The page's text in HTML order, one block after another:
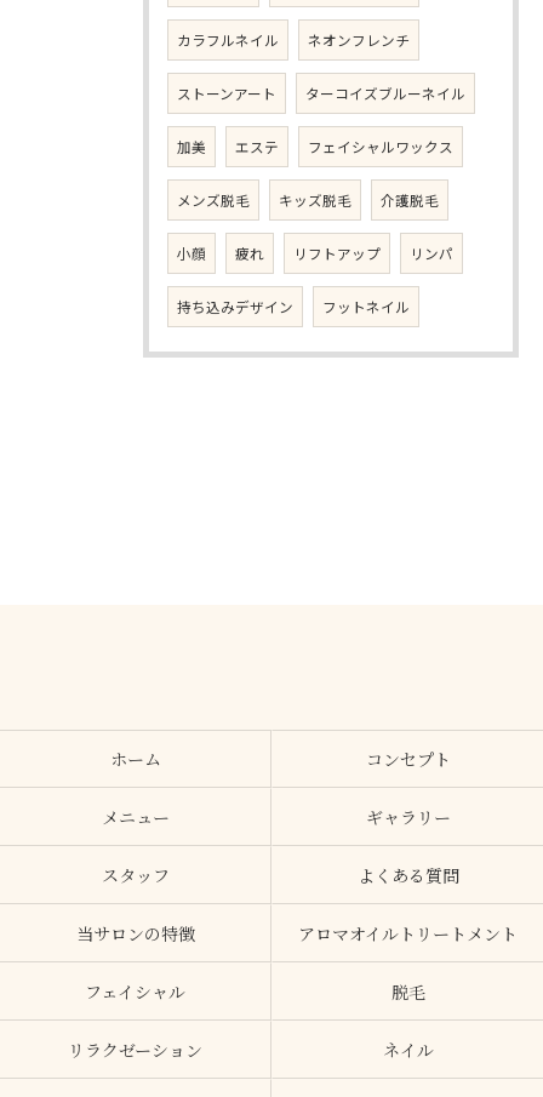
カラフルネイル ネオンフレンチ
ストーンアート ターコイズブルーネイル
加美 エステ フェイシャルワックス
メンズ脱毛 キッズ脱毛 介護脱毛
小顔 疲れ リフトアップ リンパ
持ち込みデザイン フットネイル
ホーム コンセプト
メニュー ギャラリー
スタッフ よくある質問
当サロンの特徴 アロマオイルトリートメント
フェイシャル 脱毛
リラクゼーション ネイル